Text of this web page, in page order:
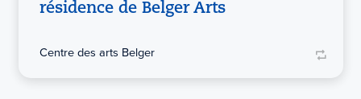
résidence de Belger Arts
Centre des arts Belger